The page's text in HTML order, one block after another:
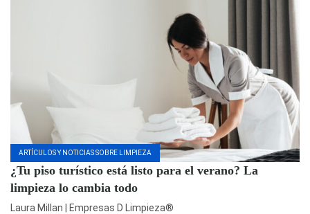
ARTÍCULOS Y NOTICIAS SOBRE LIMPIEZA
¿Tu piso turístico está listo para el verano? La
limpieza lo cambia todo
Laura Millan | Empresas D Limpieza®